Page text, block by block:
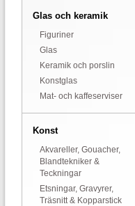
Glas och keramik
Figuriner
Glas
Keramik och porslin
Konstglas
Mat- och kaffeserviser
Konst
Akvareller, Gouacher,
Blandtekniker &
Teckningar
Etsningar, Gravyrer,
Träsnitt & Kopparstick